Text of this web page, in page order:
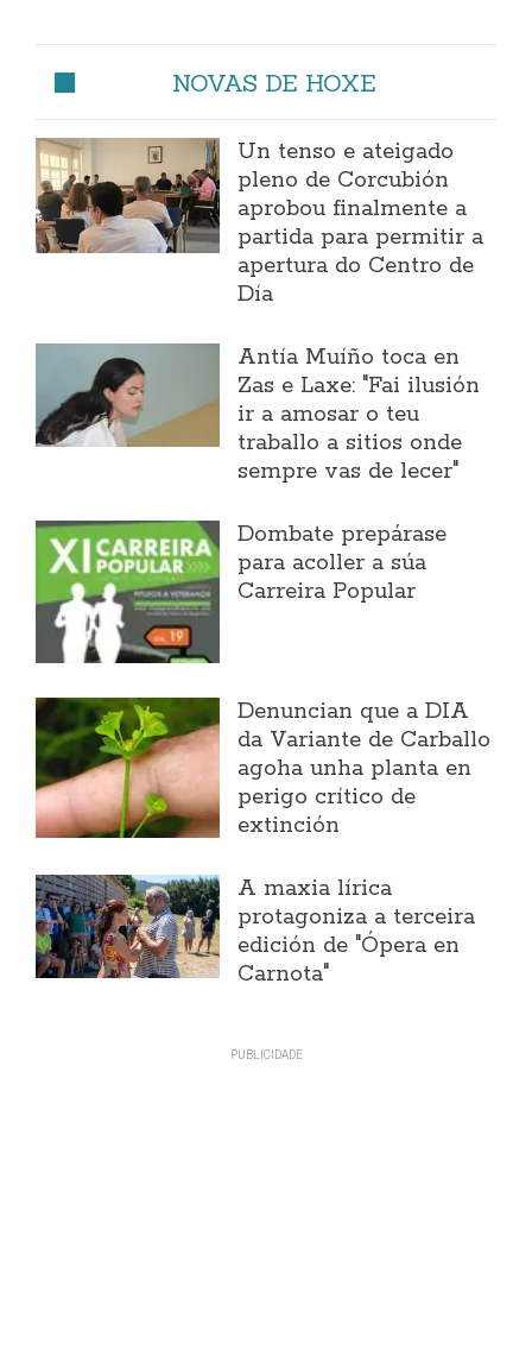
NOVAS DE HOXE
Un tenso e ateigado
pleno de Corcubión
aprobou finalmente a
partida para permitir a
apertura do Centro de
Día
Antía Muíño toca en
Zas e Laxe: "Fai ilusión
ir a amosar o teu
traballo a sitios onde
sempre vas de lecer"
Dombate prepárase
para acoller a súa
Carreira Popular
Denuncian que a DIA
da Variante de Carballo
agoha unha planta en
perigo crítico de
extinción
A maxia lírica
protagoniza a terceira
edición de "Ópera en
Carnota"